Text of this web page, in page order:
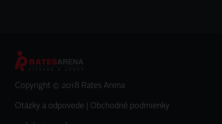
Copyright © 2018 Rates Arena
Otázky a odpovede Obchodné podmienky